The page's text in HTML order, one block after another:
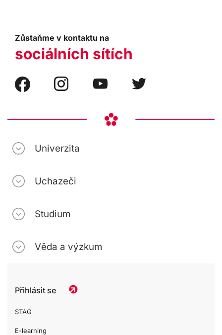
Zůstaňme v kontaktu na
sociálních sítích
Univerzita
Uchazeči
Studium
Věda a výzkum
Přihlásit se
STAG
E-learning